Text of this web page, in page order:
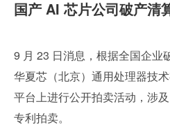
国产 AI 芯片公司破产清
9 月 23 日消息，根据全国企业
华夏芯（北京）通用处理器技
平台上进行公开拍卖活动，涉
专利拍卖。